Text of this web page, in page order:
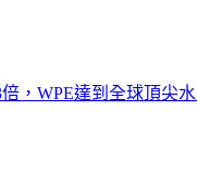
，WPE達到全球頂尖